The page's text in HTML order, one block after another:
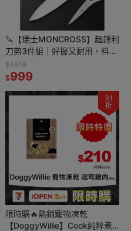
🔪【瑞士MONCROSS】超鋒利
刀剪3件組｜好握又耐用，料理
超順手！
$1,518
$999
91
折
限時購🔥熱銷寵物凍乾
【DoggyWillie】Cook純粹煮